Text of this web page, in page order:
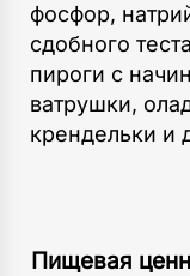
фосфор,
сдобного
пироги с
ватрушки,
крендельки и
Пищевая